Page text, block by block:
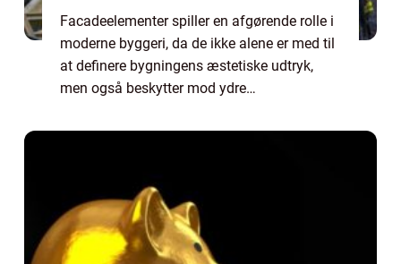
Facadeelementer spiller en afgørende rolle i
moderne byggeri, da de ikke alene er med til
at definere bygningens æstetiske udtryk,
men også beskytter mod ydre
flere forskelli...